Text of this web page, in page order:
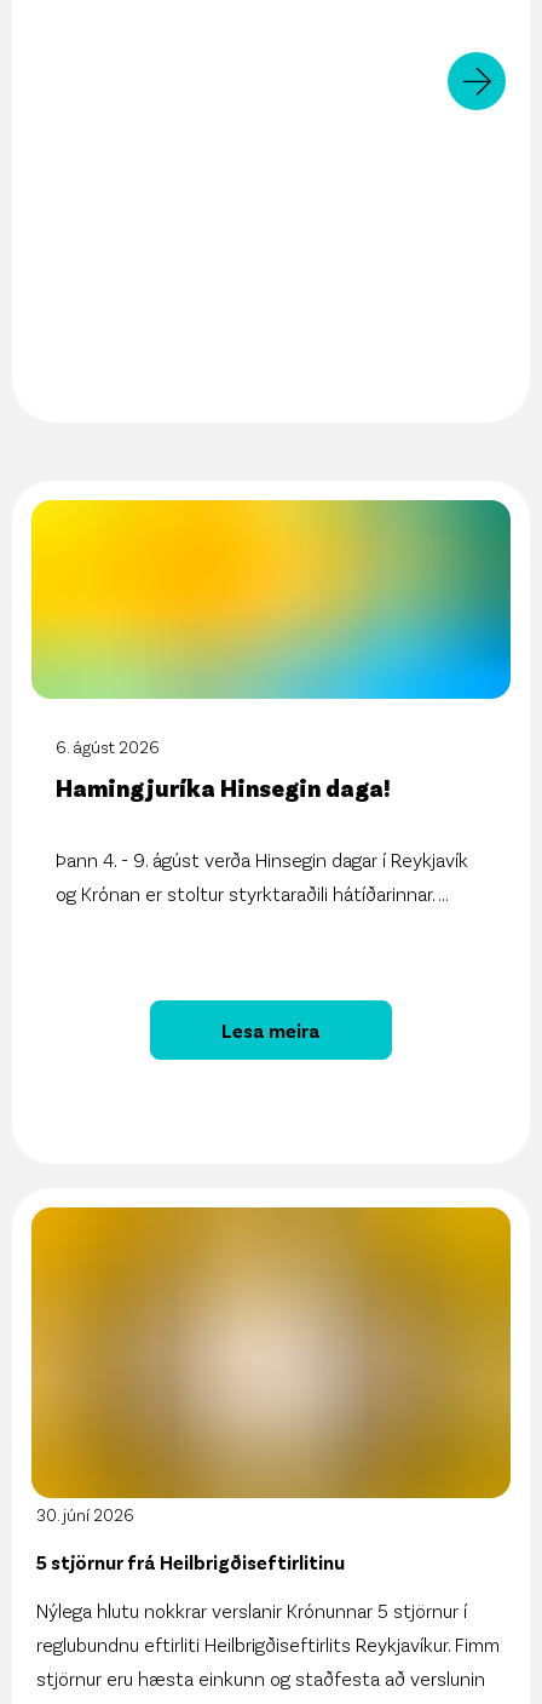
6. ágúst 2026
Hamingjuríka Hinsegin daga!
Þann 4. - 9. ágúst verða Hinsegin dagar í Reykjavík
og Krónan er stoltur styrktaraðili hátíðarinnar.
Lesa meira
30. júní 2026
5 stjörnur frá Heilbrigðiseftirlitinu
Nýlega hlutu nokkrar verslanir Krónunnar 5 stjörnur í
reglubundnu eftirliti Heilbrigðiseftirlits Reykjavíkur. Fimm
stjörnur eru hæsta einkunn og staðfesta að verslunin